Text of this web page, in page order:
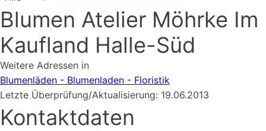
Blumen Atelier Möhrke Im
Kaufland Halle-Süd
Weitere Adressen in
Blumenläden - Blumenladen - Floristik
Letzte Überprüfung/Aktualisierung: 19.06.2013
Kontaktdaten